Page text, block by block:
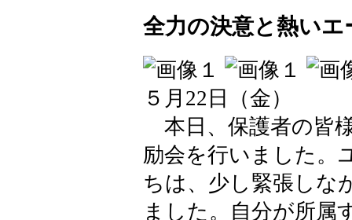
全力の決意と熱いエ
５月22日（金）
本日、保護者の皆
励会を行いました。
ちは、少し緊張しな
ました。自分が所属